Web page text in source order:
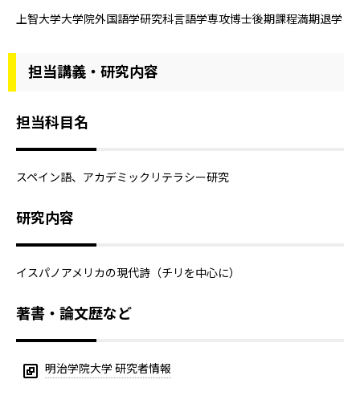
上智大学大学院外国語学研究科言語学専攻博士後期課程満期退学
担当講義・研究内容
担当科目名
スペイン語、アカデミックリテラシー研究
研究内容
イスパノアメリカの現代詩（チリを中心に）
著書・論文歴など
明治学院大学 研究者情報